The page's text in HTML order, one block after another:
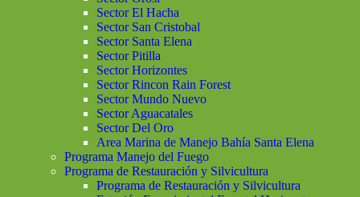
Sector El Hacha
Sector San Cristobal
Sector Santa Elena
Sector Pitilla
Sector Horizontes
Sector Rincon Rain Forest
Sector Mundo Nuevo
Sector Aguacatales
Sector Del Oro
Area Marina de Manejo Bahía Santa Elena
Programa Manejo del Fuego
Programa de Restauración y Silvicultura
Programa de Restauración y Silvicultura